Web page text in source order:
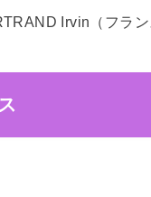
Irvin（フラン